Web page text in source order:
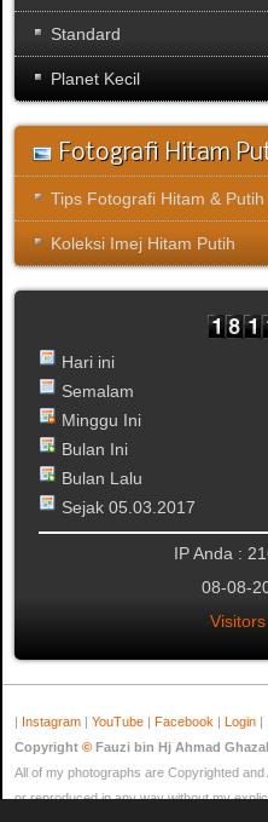
Standard
Planet Kecil
Fotografi Hitam
Tips Fotografi Hitam & Putih
Koleksi Imej Hitam Putih
Hari ini
Semalam
Minggu Ini
Bulan Ini
Bulan Lalu
Sejak 05.03.2017
IP Anda :
08-08-
| Instagram | YouTube | Facebook | Login |
Copyright © Fauzi bin Hj Ahmad
All of my photographs are Copyrighted
or reproduced in any way without my